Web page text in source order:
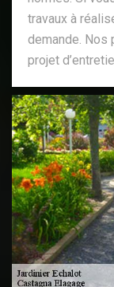
travaux à
demande. Nos
projet